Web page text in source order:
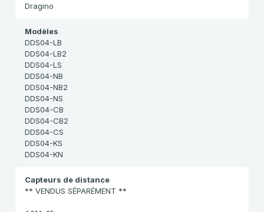
Dragino
Modèles
DDS04-LB
DDS04-LB2
DDS04-LS
DDS04-NB
DDS04-NB2
DDS04-NS
DDS04-CB
DDS04-CB2
DDS04-CS
DDS04-KS
DDS04-KN
Capteurs de distance
** VENDUS SÉPARÉMENT **